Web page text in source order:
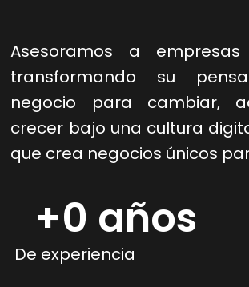
Asesoramos a
transformando su
negocio para cambiar,
crecer bajo una cultura
que crea negocios únicos
+0 años
De experiencia